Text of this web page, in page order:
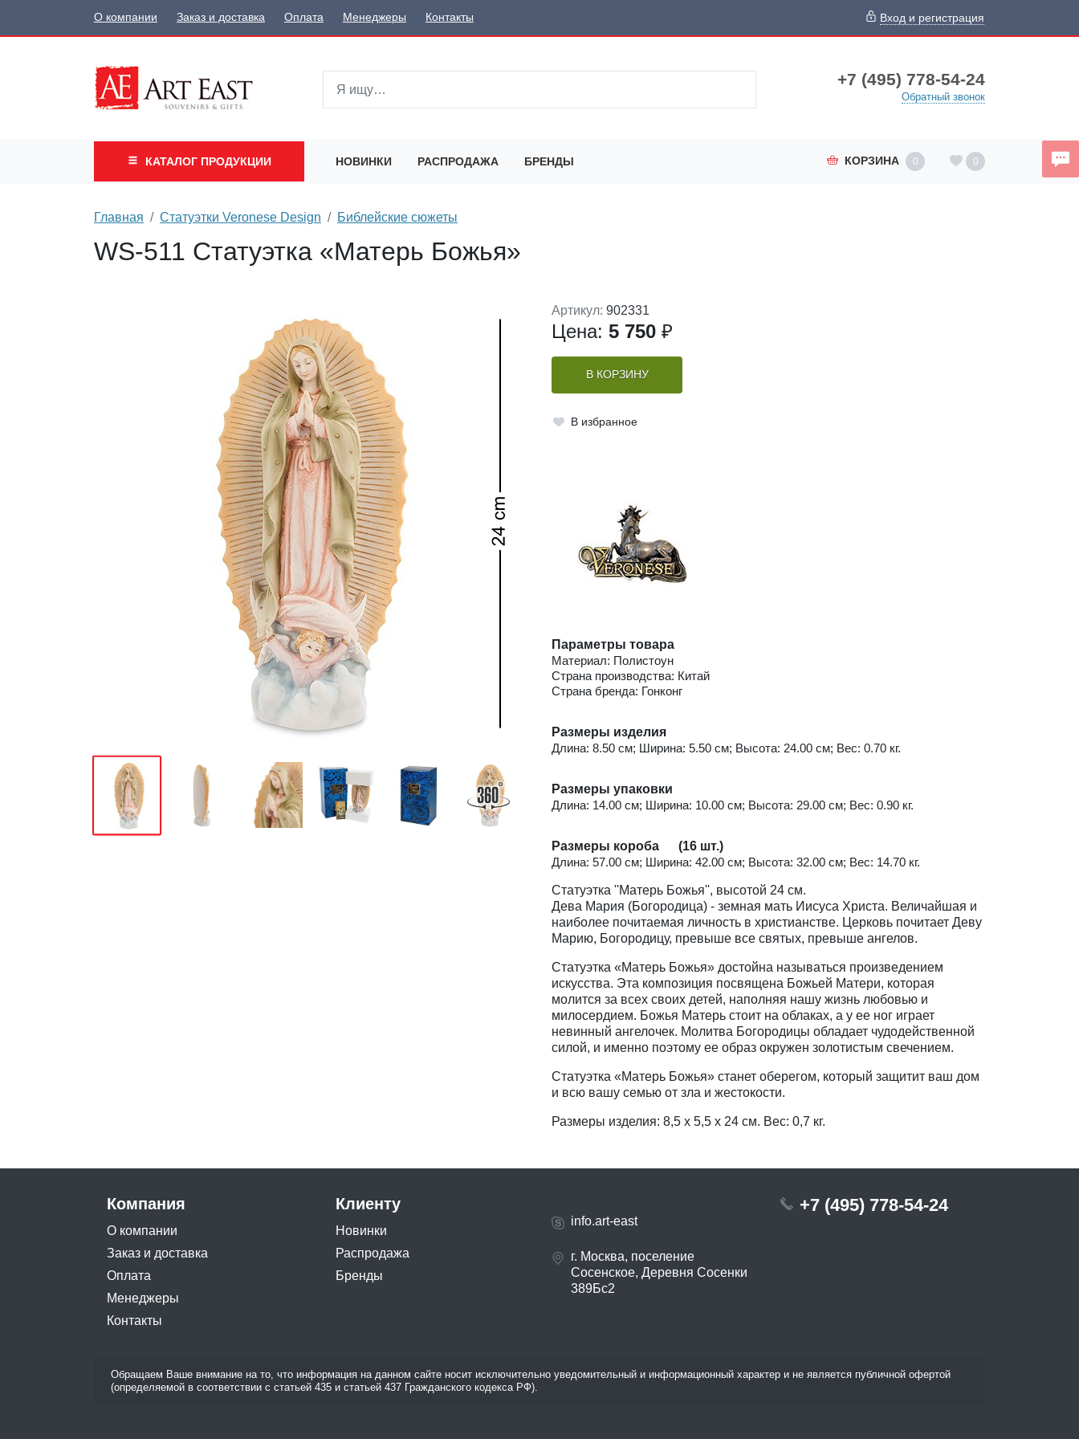
О компании Заказ и доставка Оплата Менеджеры Контакты Вход и регистрация
+7 (495) 778-54-24
Обратный звонок
КАТАЛОГ ПРОДУКЦИИ НОВИНКИ РАСПРОДАЖА БРЕНДЫ КОРЗИНА 0 0
Главная Статуэтки Veronese Design Библейские сюжеты
WS-511 Статуэтка «Матерь Божья»
Артикул: 902331
Цена: 5 750 ₽
В КОРЗИНУ
В избранное
Параметры товара
Материал: Полистоун
Страна производства: Китай
Страна бренда: Гонконг
Размеры изделия
Длина: 8.50 см; Ширина: 5.50 см; Высота: 24.00 см; Вес: 0.70 кг.
Размеры упаковки
Длина: 14.00 см; Ширина: 10.00 см; Высота: 29.00 см; Вес: 0.90 кг.
Размеры короба (16 шт.)
Длина: 57.00 см; Ширина: 42.00 см; Высота: 32.00 см; Вес: 14.70 кг.
Статуэтка ''Матерь Божья'', высотой 24 см.
Дева Мария (Богородица) - земная мать Иисуса Христа. Величайшая и
наиболее почитаемая личность в христианстве. Церковь почитает Деву
Марию, Богородицу, превыше все святых, превыше ангелов.
Статуэтка «Матерь Божья» достойна называться произведением
искусства. Эта композиция посвящена Божьей Матери, которая
молится за всех своих детей, наполняя нашу жизнь любовью и
милосердием. Божья Матерь стоит на облаках, а у ее ног играет
невинный ангелочек. Молитва Богородицы обладает чудодейственной
силой, и именно поэтому ее образ окружен золотистым свечением.
Статуэтка «Матерь Божья» станет оберегом, который защитит ваш дом
и всю вашу семью от зла и жестокости.
Размеры изделия: 8,5 x 5,5 x 24 см. Вес: 0,7 кг.
Компания
О компании
Заказ и доставка
Оплата
Менеджеры
Контакты
Клиенту
Новинки
Распродажа
Бренды
info.art-east
г. Москва, поселение
Сосенское, Деревня Сосенки
389Бс2
+7 (495) 778-54-24
Обращаем Ваше внимание на то, что информация на данном сайте носит исключительно уведомительный и информационный характер и не является публичной офертой
(определяемой в соответствии с статьей 435 и статьей 437 Гражданского кодекса РФ).